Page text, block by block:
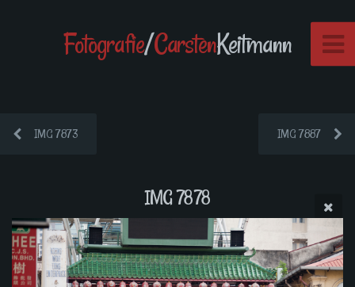
Fotografie/CarstenKeitmann
IMG 7873 IMG 7887
IMG 7878